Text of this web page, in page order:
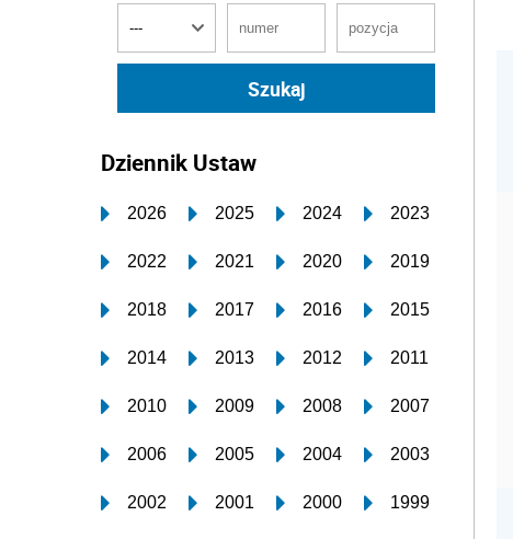
Dziennik Ustaw
2026 2025 2024 2023
2022 2021 2020 2019
2018 2017 2016 2015
2014 2013 2012 2011
2010 2009 2008 2007
2006 2005 2004 2003
2002 2001 2000 1999